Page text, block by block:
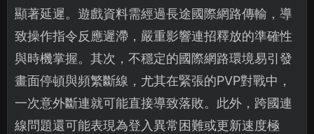
顯著延遲。遊戲資料需經過長途國際網路傳輸，導
致操作指令反應遲滯，嚴重影響連招釋放的準確性
與時機掌握。其次，不穩定的國際網路環境易引發
畫面停頓與頻繁斷線，尤其在緊張的PVP對戰中，
一次意外斷連就可能直接導致落敗。此外，跨國連
線問題還可能表現為登入異常困難或更新速度極